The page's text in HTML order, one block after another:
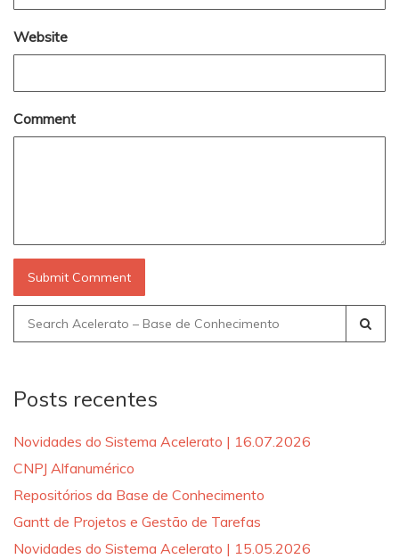
Website
Comment
Search
for:
Posts recentes
Novidades do Sistema Acelerato | 16.07.2026
CNPJ Alfanumérico
Repositórios da Base de Conhecimento
Gantt de Projetos e Gestão de Tarefas
Novidades do Sistema Acelerato | 15.05.2026